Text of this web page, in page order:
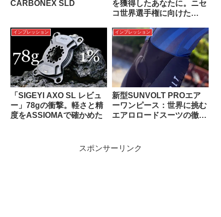
CARBONEX SLD
を獲得したあなたに。ニセ
コ世界選手権に向けた
ジの準備を
インプレッション
「SIGEYI AXO SL レビュ
ー」78gの衝撃。軽さと精
度をASSIOMAで確かめた
インプレッション
新型SUNVOLT PROエア
ーワンピース：世界に挑む
エアロロードスーツの徹底
スポンサーリンク